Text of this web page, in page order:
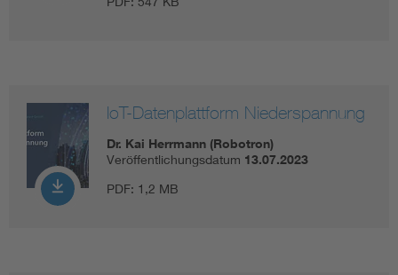
IoT-Datenplattform Niederspannung
Dr. Kai Herrmann (Robotron)
Veröffentlichungsdatum 13.07.2023
PDF: 1,2 MB